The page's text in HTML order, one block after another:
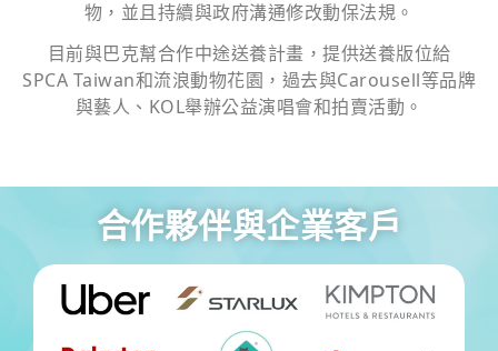
物，並且持續與政府溝通修改動保法規。
目前與巴克幫合作中途送養計畫，提供送養版位給
SPCA Taiwan和流浪動物花園，過去與Carousell等品牌
與藝人、KOL舉辦公益演唱會和拍賣活動。
合作夥伴與企業客戶